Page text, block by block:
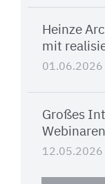
Heinze
mit
01.06.2026
Großes
12.05.2026